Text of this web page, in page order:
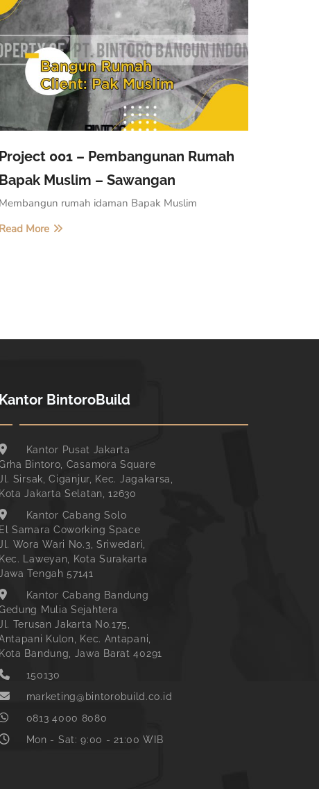
Project 001 – Pembangunan Rumah
Bapak Muslim – Sawangan
Membangun rumah idaman Bapak Muslim
Read More
Kantor BintoroBuild
Kantor Pusat Jakarta
Bintoro, Casamora Square
Jl. Sirsak, Ciganjur, Kec. Jagakarsa,
Kota Jakarta Selatan, 12630
Kantor Cabang Solo
El Samara Coworking Space
Jl. Wora Wari No.3, Sriwedari,
Kec. Laweyan, Kota Surakarta
Jawa Tengah 57141
Kantor Cabang Bandung
Mulia Sejahtera
Jl. Terusan Jakarta No.175,
Kulon, Kec. Antapani,
Kota Bandung, Jawa Barat 40291
150130
marketing@bintorobuild.co.id
0813 4000 8080
Mon - Sat: 9:00 - 21:00 WIB